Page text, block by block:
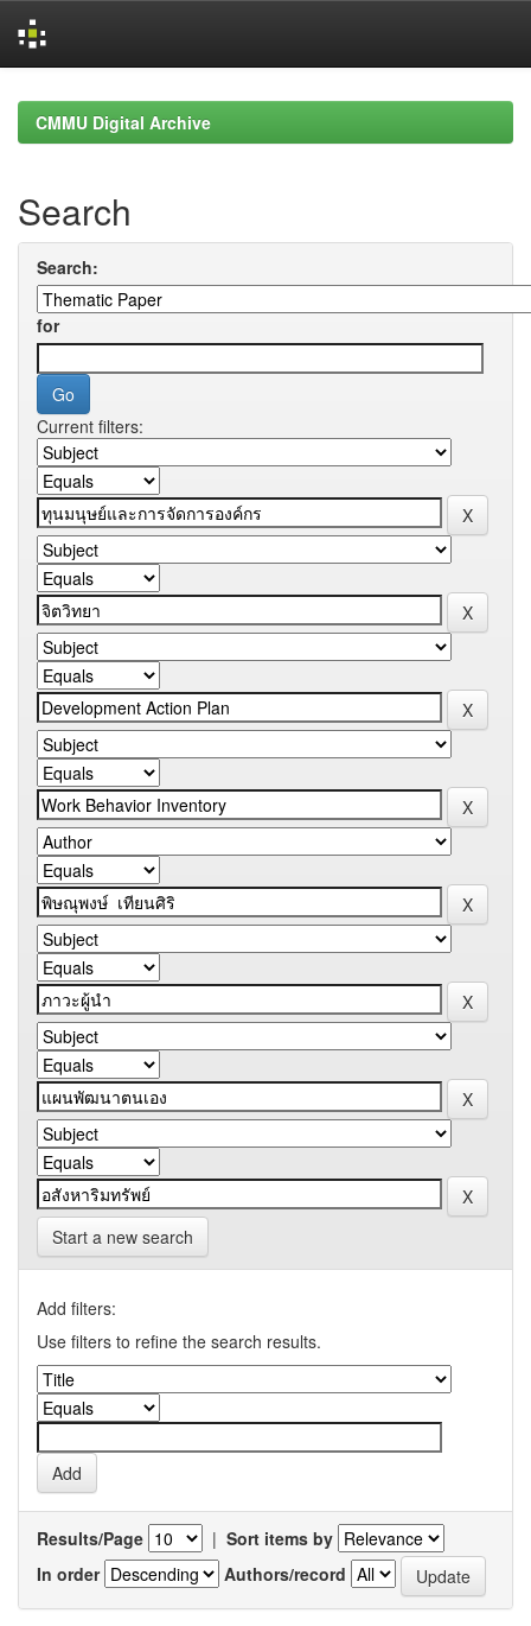
navigationCMMU Digital Archive
Search
Search:
for
Current filters:
Start a new search
Add filters:
Use filters to refine the search results.
Results/Page | Sort items by
In order
Authors/record